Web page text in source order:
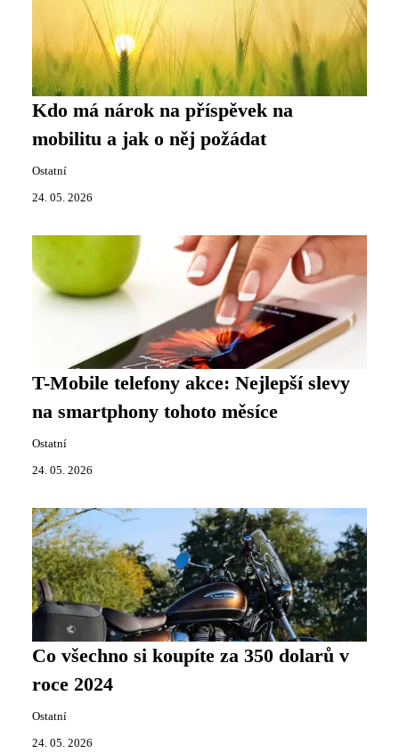
Kdo má nárok na příspěvek na
mobilitu a jak o něj požádat
Ostatní
24. 05. 2026
T-Mobile telefony akce: Nejlepší slevy
na smartphony tohoto měsíce
Ostatní
24. 05. 2026
Co všechno si koupíte za 350 dolarů v
roce 2024
Ostatní
24. 05. 2026